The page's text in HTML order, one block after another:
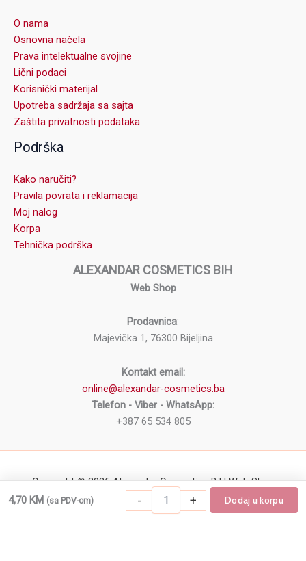
O nama
Osnovna načela
Prava intelektualne svojine
Lični podaci
Korisnički materijal
Upotreba sadržaja sa sajta
Zaštita privatnosti podataka
Podrška
Kako naručiti?
Pravila povrata i reklamacija
Moj nalog
Korpa
Tehnička podrška
ALEXANDAR COSMETICS BIH
Web Shop
Prodavnica:
Majevička 1, 76300 Bijeljina
Kontakt email:
online@alexandar-cosmetics.ba
Telefon - Viber - WhatsApp:
+387 65 534 805
Copyright © 2026 Alexandar Cosmetics BiH Web Shop
4,70 KM (sa PDV-om) -
Samolepljiva traka za zaštitu prsta ASN-
+ Dodaj u korpu
-
Samolepljiva
+ Dodaj u korpu